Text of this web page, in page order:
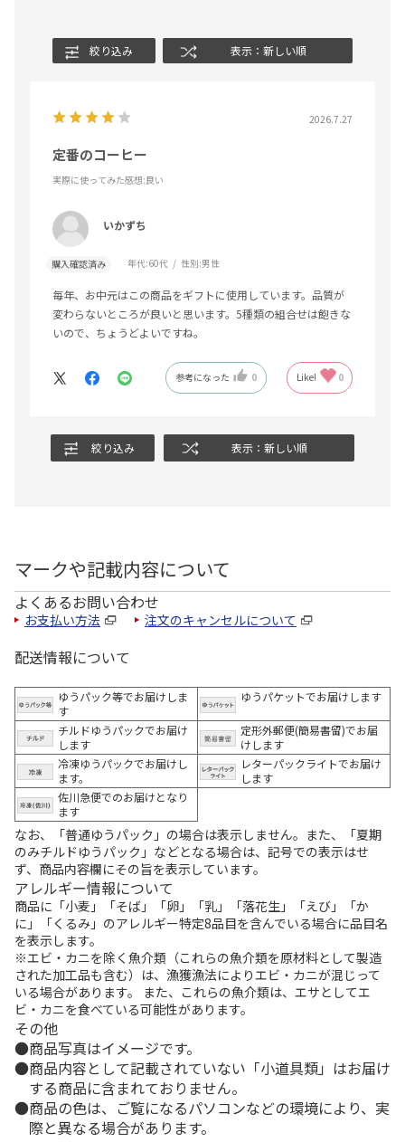
絞り込み 表示：新しい順
2026.7.27
定番のコーヒー
実際に使ってみた感想:良い
いかずち
購入確認済み 年代:60代 性別:男性
毎年、お中元はこの商品をギフトに使用しています。品質が
変わらないところが良いと思います。5種類の組合せは飽きな
いので、ちょうどよいですね。
参考になった 0 Like! 0
絞り込み 表示：新しい順
マークや記載内容について
よくあるお問い合わせ
お支払い方法 注文のキャンセルについて
配送情報について
ゆうパック等でお届けしま
す
ゆうパケットでお届けします
チルドゆうパックでお届け
します
定形外郵便(簡易書留)でお届
けします
冷凍ゆうパックでお届けし
ます。
レターパックライトでお届け
します
佐川急便でのお届けとなり
ます
なお、「普通ゆうパック」の場合は表示しません。また、「夏期
のみチルドゆうパック」などとなる場合は、記号での表示はせ
ず、商品内容欄にその旨を表示しています。
アレルギー情報について
商品に「小麦」「そば」「卵」「乳」「落花生」「えび」「か
に」「くるみ」のアレルギー特定8品目を含んでいる場合に品目名
を表示します。
※エビ・カニを除く魚介類（これらの魚介類を原材料として製造
された加工品も含む）は、漁獲漁法によりエビ・カニが混じって
いる場合があります。 また、これらの魚介類は、エサとしてエ
ビ・カニを食べている可能性があります。
その他
商品写真はイメージです。
商品内容として記載されていない「小道具類」はお届け
する商品に含まれておりません。
商品の色は、ご覧になるパソコンなどの環境により、実
際と異なる場合があります。